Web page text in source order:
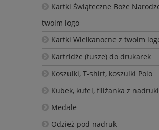
Kartki Świąteczne Boże
twoim logo
Kartki Wielkanocne z twoim
Kartridże (tusze) do drukarek
Koszulki, T-shirt, koszulki Polo
Kubek, kufel, filiżanka z
Medale
Odzież pod nadruk